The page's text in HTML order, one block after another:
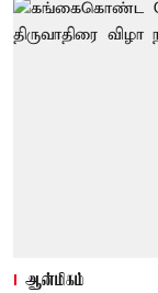
ஆன்மிகம்